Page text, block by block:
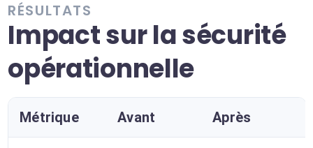
RÉSULTATS
Impact sur la sécurité
opérationnelle
Métrique Avant Après